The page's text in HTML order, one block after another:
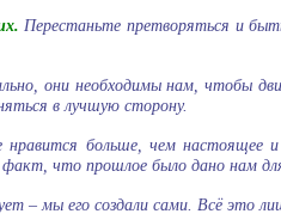
Перестаньте претворяться и
они необходимы нам, чтобы
в лучшую сторону.
нравится больше, чем
что прошлое было дано нам
– мы его создали сами. Всё